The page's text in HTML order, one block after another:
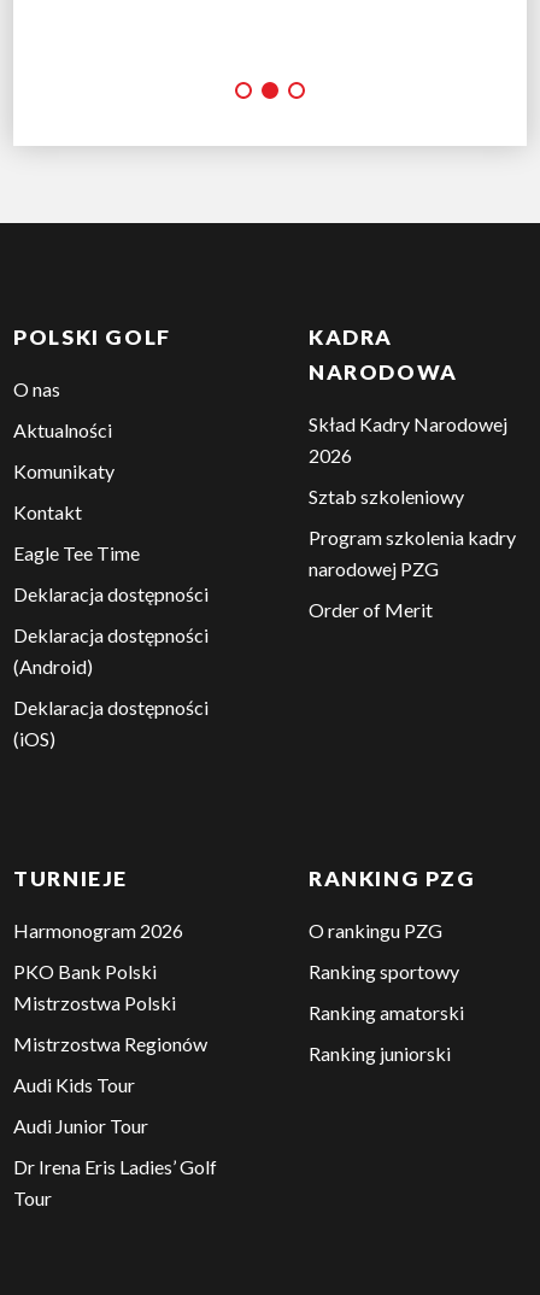
POLSKI GOLF
O nas
Aktualności
Komunikaty
Kontakt
Eagle Tee Time
Deklaracja dostępności
Deklaracja dostępności
(Android)
Deklaracja dostępności
(iOS)
KADRA
NARODOWA
Skład Kadry Narodowej
2026
Sztab szkoleniowy
Program szkolenia kadry
narodowej PZG
Order of Merit
TURNIEJE
Harmonogram 2026
PKO Bank Polski
Mistrzostwa Polski
Mistrzostwa Regionów
Audi Kids Tour
Audi Junior Tour
Dr Irena Eris Ladies’ Golf
Tour
RANKING PZG
O rankingu PZG
Ranking sportowy
Ranking amatorski
Ranking juniorski